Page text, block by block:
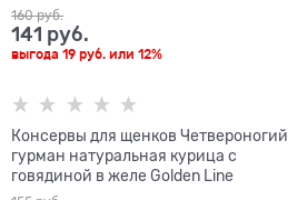
160 руб.
141 руб.
выгода19 руб. или12%
Консервы для щенков Четвероногий
гурман натуральная курица с
говядиной в желе Golden Line